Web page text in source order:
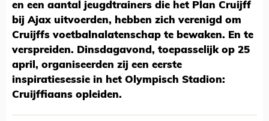
en een aantal jeugdtrainers die het Plan Cruijff
bij Ajax uitvoerden, hebben zich verenigd om
Cruijffs voetbalnalatenschap te bewaken. En te
verspreiden. Dinsdagavond, toepasselijk op 25
april, organiseerden zij een eerste
inspiratiesessie in het Olympisch Stadion:
Cruijffiaans opleiden.